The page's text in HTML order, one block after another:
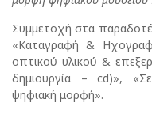
Συμμετοχή στα
«Καταγραφή &
οπτικού υλικού &
δημιουργία – cd)»,
ψηφιακή μορφή».